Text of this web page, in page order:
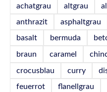
achatgrau altgrau
anthrazit
asphaltgrau
basalt
bermuda
braun caramel
crocusblau curry
feuerrot
flanellgrau